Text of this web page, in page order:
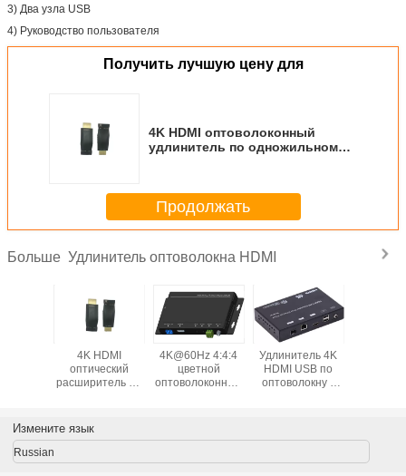
3) Два узла USB
4) Руководство пользователя
Получить лучшую цену для
4K HDMI оптоволоконный
удлинитель по одножильному
Продолжать
Больше Удлинитель оптоволокна HDMI
4K HDMI
оптический
расширитель по
кабелю
4K@60Hz 4:4:4
цветной
оптоволоконный
Удлинитель 4K
HDMI USB по
оптоволокну с
Измените язык
Russian